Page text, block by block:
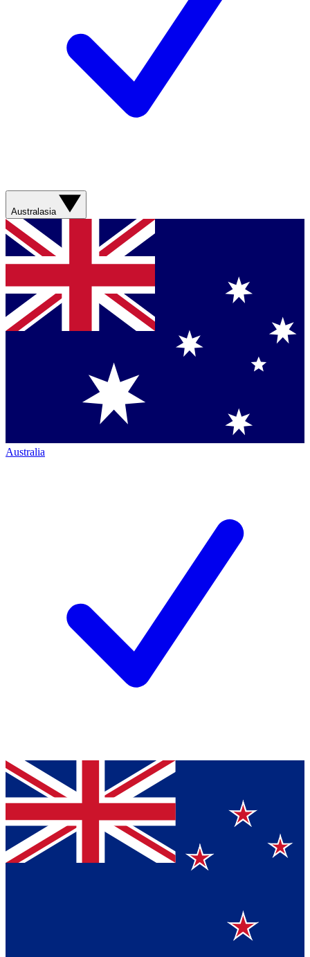
Australasia
Australia